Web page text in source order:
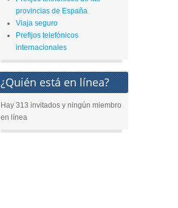
provincias de España
Viaja seguro
Prefijos telefónicos
internacionales
¿Quién está en línea?
Hay 313 invitados y ningún miembro
en línea